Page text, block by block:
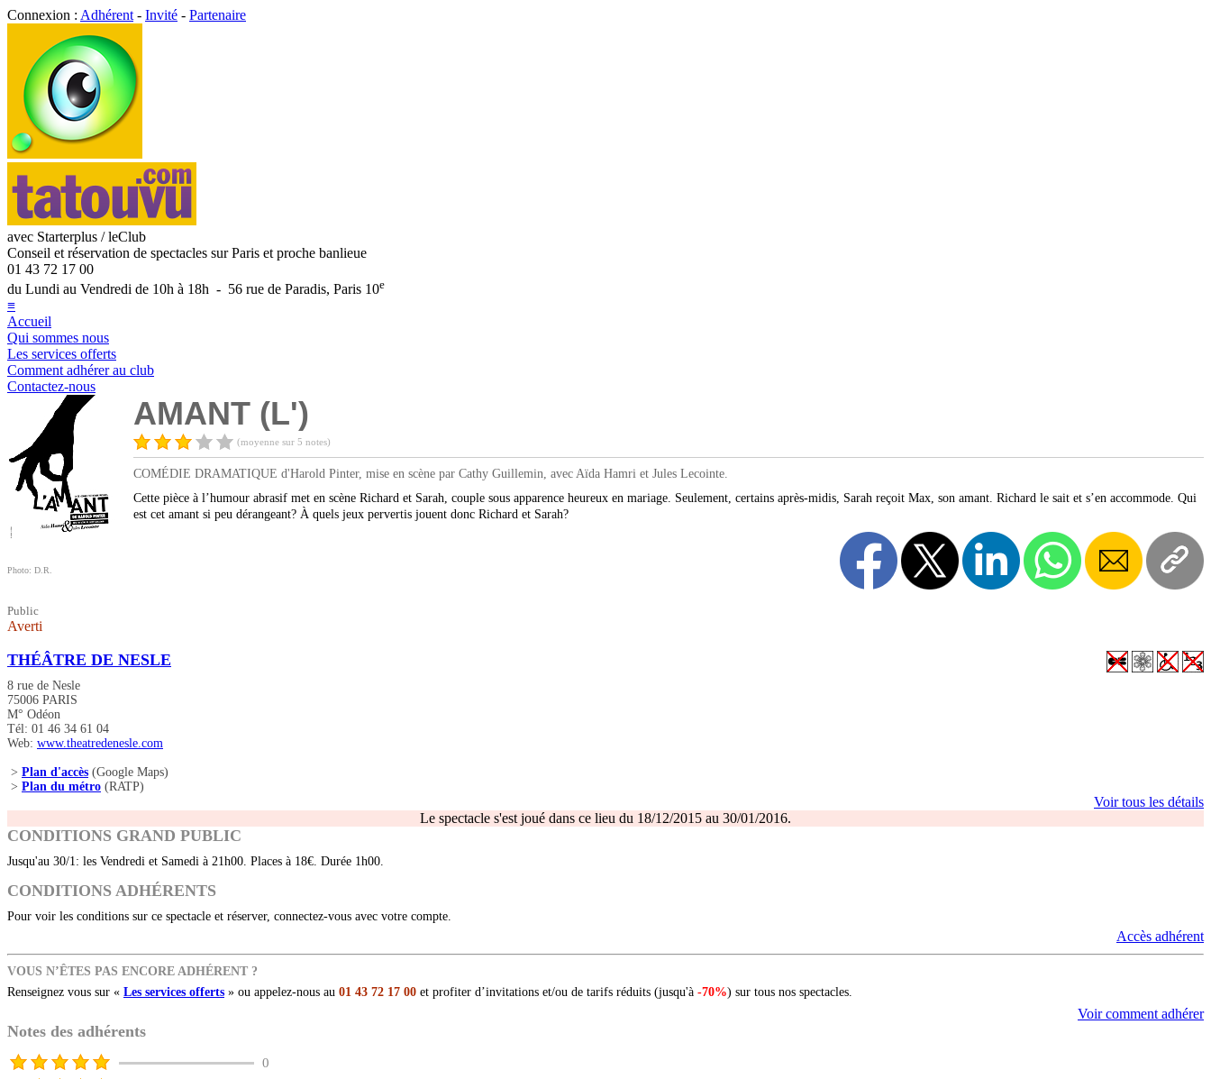
Connexion : Adhérent - Invité - Partenaire
avec Starterplus / leClub
Conseil et réservation de spectacles sur Paris et proche banlieue
01 43 72 17 00
du Lundi au Vendredi de 10h à 18h - 56 rue de Paradis, Paris 10e
≡
Accueil
Qui sommes nous
Les services offerts
Comment adhérer au club
Contactez-nous
Photo: D.R.
Public
Averti
AMANT (L')
(moyenne sur 5 notes)
COMÉDIE DRAMATIQUE d'Harold Pinter, mise en scène par Cathy Guillemin, avec Aïda Hamri et Jules Lecointe.
Cette pièce à l’humour abrasif met en scène Richard et Sarah, couple sous apparence heureux en mariage. Seulement, certains après-midis, Sarah reçoit Max, son amant. Richard le sait et s’en accommode. Qui
est cet amant si peu dérangeant? À quels jeux pervertis jouent donc Richard et Sarah?
THÉÂTRE DE NESLE
8 rue de Nesle
75006 PARIS
M° Odéon
Tél: 01 46 34 61 04
Web: www.theatredenesle.com
> Plan d'accès (Google Maps)
> Plan du métro (RATP)
Voir tous les détails
Le spectacle s'est joué dans ce lieu du 18/12/2015 au 30/01/2016.
CONDITIONS GRAND PUBLIC
Jusqu'au 30/1: les Vendredi et Samedi à 21h00. Places à 18€. Durée 1h00.
CONDITIONS ADHÉRENTS
Pour voir les conditions sur ce spectacle et réserver, connectez-vous avec votre compte.
Accès adhérent
VOUS N’ÊTES PAS ENCORE ADHÉRENT ?
Renseignez vous sur « Les services offerts » ou appelez-nous au 01 43 72 17 00 et profiter d’invitations et/ou de tarifs réduits (jusqu'à -70%) sur tous nos spectacles.
Voir comment adhérer
Notes des adhérents
0